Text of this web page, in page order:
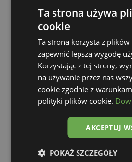
Zur Galerie
Ta strona używa
cookie
Ta strona korzysta z plików
zapewnić lepszą wygodę
Korzystając z tej strony,
na używanie przez nas
cookie zgodnie z
polityki plików cookie.
AKCEPTUJ
POKAŻ SZCZEGÓŁY